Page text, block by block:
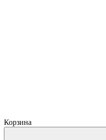
Корзина